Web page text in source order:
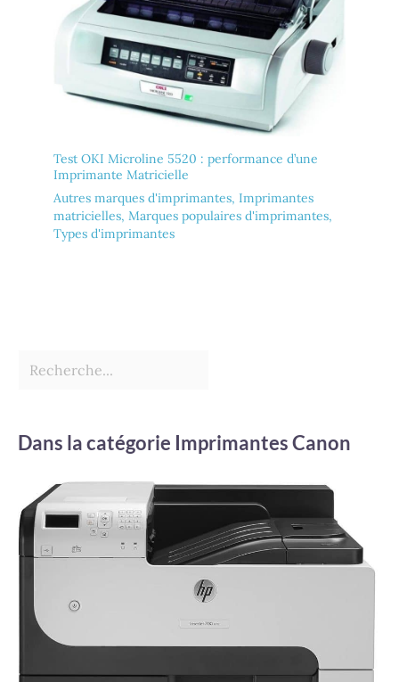
Test OKI Microline 5520 : performance d’une
Imprimante Matricielle
Autres marques d'imprimantes, Imprimantes
matricielles, Marques populaires d'imprimantes,
Types d'imprimantes
Dans la catégorie Imprimantes Canon